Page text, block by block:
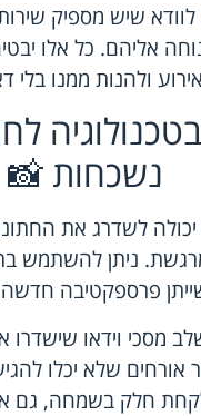
שיש מספיק
אליהם. כל אלו
ולהנות ממנו בלי
נשכחות 📸
יכולה לשדרג את
ניתן להשתמש
פרספקטיבה חדשה
מסכי וידאו
אורחים שלא יכלו
לקחת חלק בשמחה, גם